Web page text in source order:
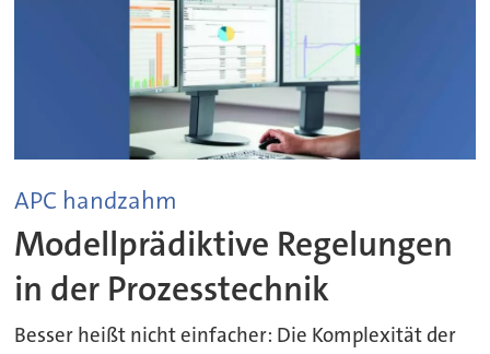
APC handzahm
Modellprädiktive Regelungen
in der Prozesstechnik
Besser heißt nicht einfacher: Die Komplexität der